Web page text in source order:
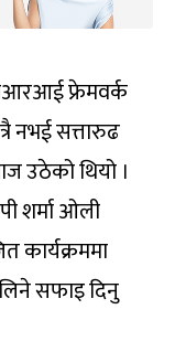
फ्रेमवर्क
नभई सत्तारुढ
उठेको थियो ।
शर्मा ओली
कार्यक्रममा
सफाइ दिनु